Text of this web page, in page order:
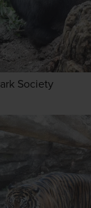
Society